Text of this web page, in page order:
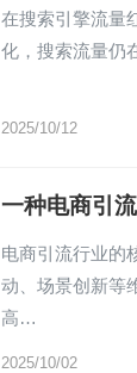
在搜索引擎流量
化，搜索流量仍
2025/10/12
一种电商引
电商引流行业的
动、场景创新等
高…
2025/10/02